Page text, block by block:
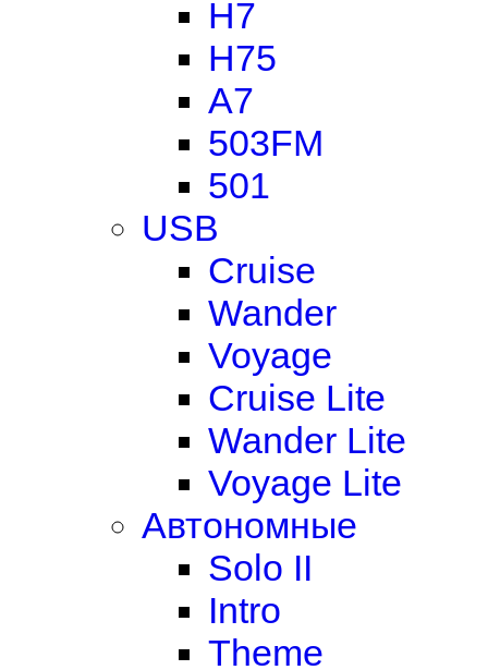
H7
H75
A7
503FM
501
USB
Cruise
Wander
Voyage
Cruise Lite
Wander Lite
Voyage Lite
Автономные
Solo II
Intro
Theme